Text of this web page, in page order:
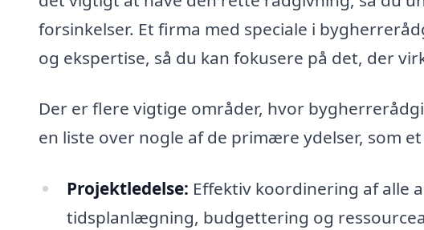
forsinkelser. Et firma med speciale i
og ekspertise, så du kan fokusere på det, der
Der er flere vigtige områder, hvor
en liste over nogle af de primære ydelser, som
Projektledelse: Effektiv koordinering af alle
tidsplanlægning, budgettering og